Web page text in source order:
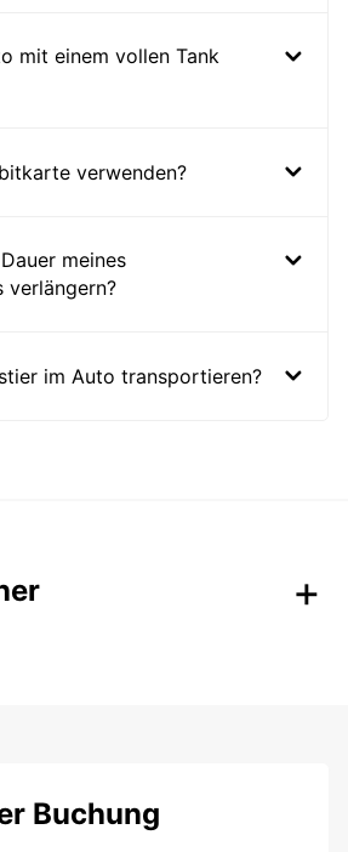
mit einem vollen Tank
verwenden?
meines
verlängern?
im Auto transportieren?
Buchung